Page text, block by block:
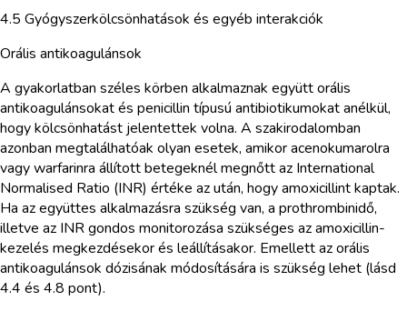
4.5 Gyógyszerkölcsönhatások és egyéb interakciók
Orális antikoagulánsok
A gyakorlatban széles körben alkalmaznak együtt orális
antikoagulánsokat és penicillin típusú antibiotikumokat anélkül,
hogy kölcsönhatást jelentettek volna. A szakirodalomban
azonban megtalálhatóak olyan esetek, amikor acenokumarolra
vagy warfarinra állított betegeknél megnőtt az International
Normalised Ratio (INR) értéke az után, hogy amoxicillint kaptak.
Ha az együttes alkalmazásra szükség van, a prothrombinidő,
illetve az INR gondos monitorozása szükséges az amoxicillin-
kezelés megkezdésekor és leállításakor. Emellett az orális
antikoagulánsok dózisának módosítására is szükség lehet (lásd
4.4 és 4.8 pont).